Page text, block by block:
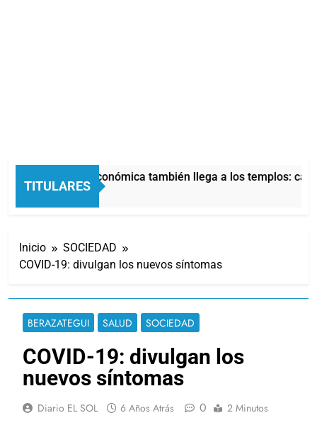
TITULARES
La crisis económica también llega a los templos:
6 Horas Atrás
Inicio
SOCIEDAD
COVID-19: divulgan los nuevos síntomas
BERAZATEGUI SALUD SOCIEDAD
COVID-19: divulgan los
nuevos síntomas
Diario EL SOL 6 Años Atrás 0 2 Minutos